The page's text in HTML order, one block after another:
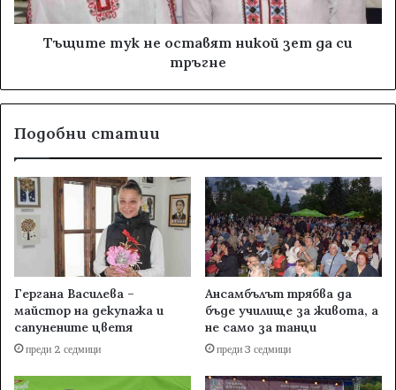
Тъщите тук не оставят никой зет да си
тръгне
Подобни статии
Гергана Василева –
майстор на декупажа и
сапунените цветя
преди 2 седмици
Ансамбълът трябва да
бъде училище за живота, а
не само за танци
преди 3 седмици